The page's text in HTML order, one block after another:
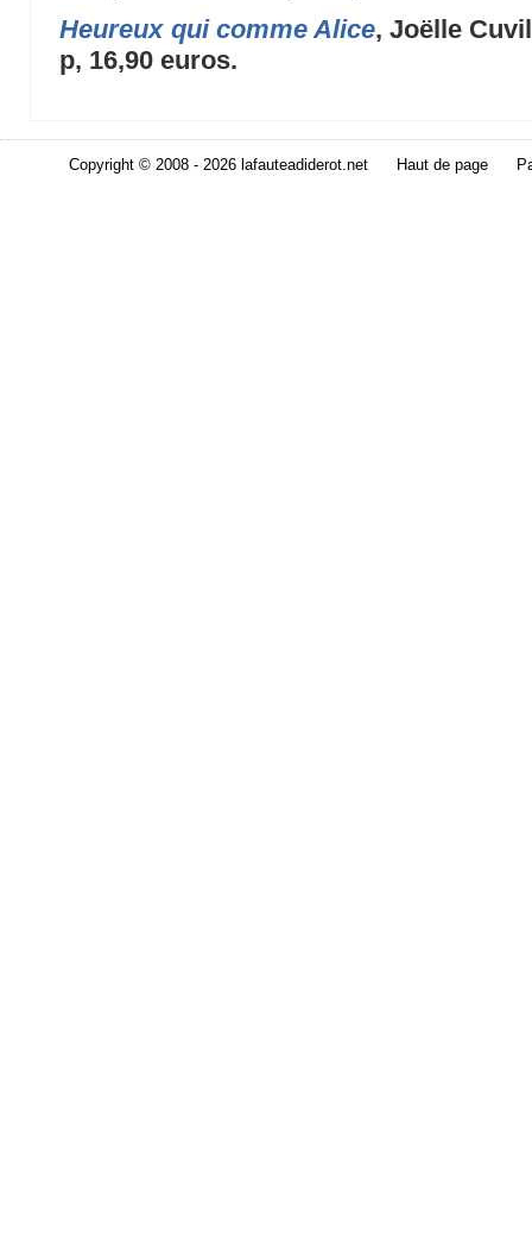
Heureux qui comme Alice, Joëlle
p, 16,90 euros.
Copyright © 2008 - 2026 lafauteadiderot.net Haut de page